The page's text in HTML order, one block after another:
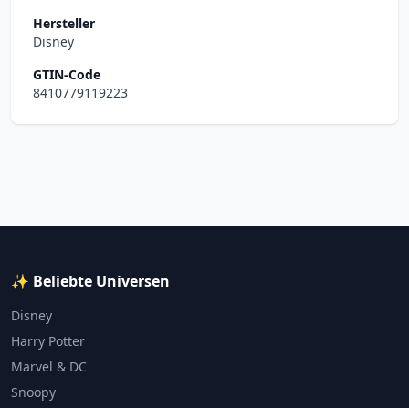
Hersteller
Disney
GTIN-Code
8410779119223
✨ Beliebte Universen
Disney
Harry Potter
Marvel & DC
Snoopy